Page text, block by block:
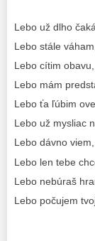
Lebo už dlho
Lebo stále
Lebo cítim
Lebo mám
Lebo ťa ľúbim
Lebo už mysliac
Lebo dávno
Lebo len tebe
Lebo nebúraš
Lebo počujem